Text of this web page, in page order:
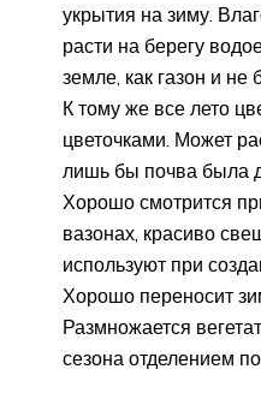
укрытия на зиму.
расти на берегу
земле, как газон и не
К тому же все лето
цветочками. Может
лишь бы почва была
Хорошо смотрится
вазонах, красиво
используют при
Хорошо переносит
Размножается
сезона отделением